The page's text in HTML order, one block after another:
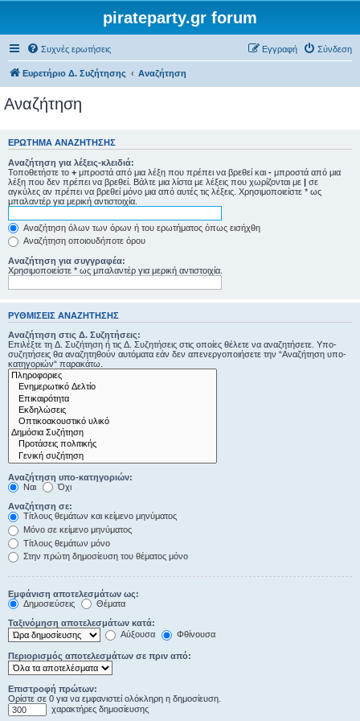
pirateparty.gr forum
Συχνές ερωτήσεις Σύνδεση
Εγγραφή
Ευρετήριο Δ. Συζήτησης Αναζήτηση
Αναζήτηση
ΕΡΏΤΗΜΑ ΑΝΑΖΉΤΗΣΗΣ
Αναζήτηση για λέξεις-κλειδιά:
Τοποθετήστε το + μπροστά από μια λέξη που πρέπει να βρεθεί και - μπροστά από μια
λέξη που δεν πρέπει να βρεθεί. Βάλτε μια λίστα με λέξεις που χωρίζονται με | σε
αγκύλες αν πρέπει να βρεθεί μόνο μια από αυτές τις λέξεις. Χρησιμοποιείστε * ως
μπαλαντέρ για μερική αντιστοιχία.
Αναζήτηση όλων των όρων ή του ερωτήματος όπως εισήχθη
Αναζήτηση οποιουδήποτε όρου
Αναζήτηση για συγγραφέα:
Χρησιμοποιείστε * ως μπαλαντέρ για μερική αντιστοιχία.
ΡΥΘΜΊΣΕΙΣ ΑΝΑΖΉΤΗΣΗΣ
Αναζήτηση στις Δ. Συζητήσεις:
Επιλέξτε τη Δ. Συζήτηση ή τις Δ. Συζητήσεις στις οποίες θέλετε να αναζητήσετε. Υπο-
συζητήσεις θα αναζητηθούν αυτόματα εάν δεν απενεργοποιήσετε την “Αναζήτηση υπο-
κατηγοριών“ παρακάτω.
Αναζήτηση υπο-κατηγοριών:
Ναι
Όχι
Αναζήτηση σε:
Τίτλους θεμάτων και κείμενο μηνύματος
Μόνο σε κείμενο μηνύματος
Τίτλους θεμάτων μόνο
Στην πρώτη δημοσίευση του θέματος μόνο
Εμφάνιση αποτελεσμάτων ως:
Δημοσιεύσεις
Θέματα
Ταξινόμηση αποτελεσμάτων κατά:
Αύξουσα
Φθίνουσα
Περιορισμός αποτελεσμάτων σε πριν από:
Επιστροφή πρώτων:
Ορίστε σε 0 για να εμφανιστεί ολόκληρη η δημοσίευση.
χαρακτήρες δημοσίευσης